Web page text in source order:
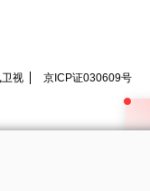
卫视
京ICP证030609号